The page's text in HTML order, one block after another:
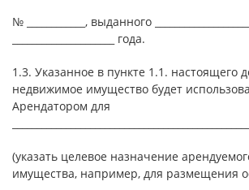
№ ____________, выданного
_____________________ года.
1.3. Указанное в пункте 1.1. настоящего
недвижимое имущество будет
Арендатором для
(указать целевое назначение
имущества, например, для размещения